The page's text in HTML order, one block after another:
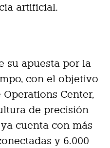
artificial.
su apuesta por la
con el objetivo
Center,
de precisión
cuenta con más
y 6.000